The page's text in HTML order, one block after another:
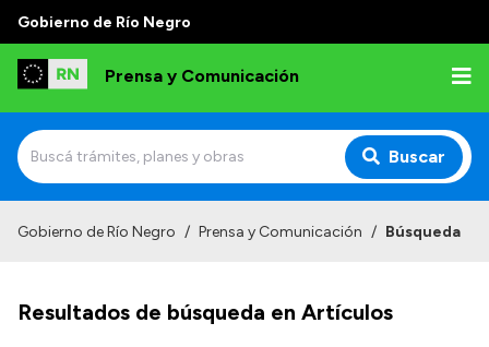
Gobierno de Río Negro
Prensa y Comunicación
Buscar
Autoridades
Gobierno de Río Negro / Prensa y Comunicación / Búsqueda
Resultados de búsqueda en Artículos